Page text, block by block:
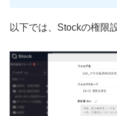
以下では、Stockの権限